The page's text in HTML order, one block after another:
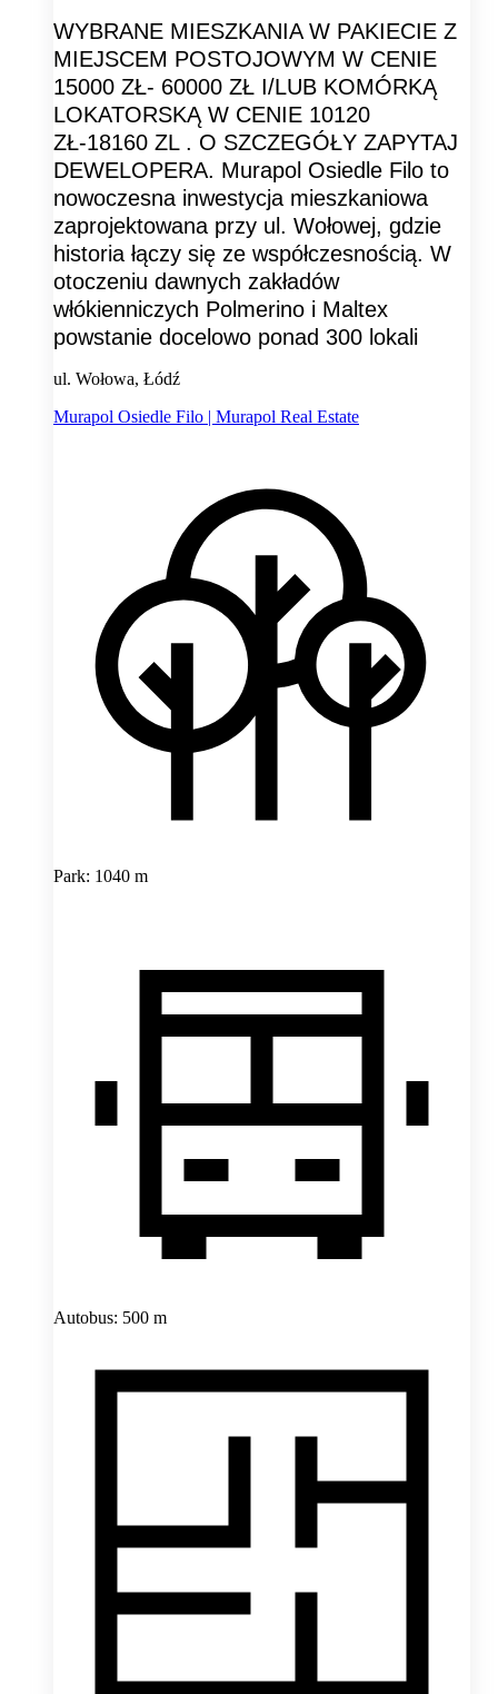
WYBRANE MIESZKANIA W PAKIECIE Z
MIEJSCEM POSTOJOWYM W CENIE
15000 ZŁ- 60000 ZŁ I/LUB KOMÓRKĄ
LOKATORSKĄ W CENIE 10120
ZŁ-18160 ZL . O SZCZEGÓŁY ZAPYTAJ
DEWELOPERA. Murapol Osiedle Filo to
nowoczesna inwestycja mieszkaniowa
zaprojektowana przy ul. Wołowej, gdzie
historia łączy się ze współczesnością. W
otoczeniu dawnych zakładów
włókienniczych Polmerino i Maltex
powstanie docelowo ponad 300 lokali
ul. Wołowa, Łódź
Murapol Osiedle Filo | Murapol Real Estate
Park: 1040 m
Autobus: 500 m